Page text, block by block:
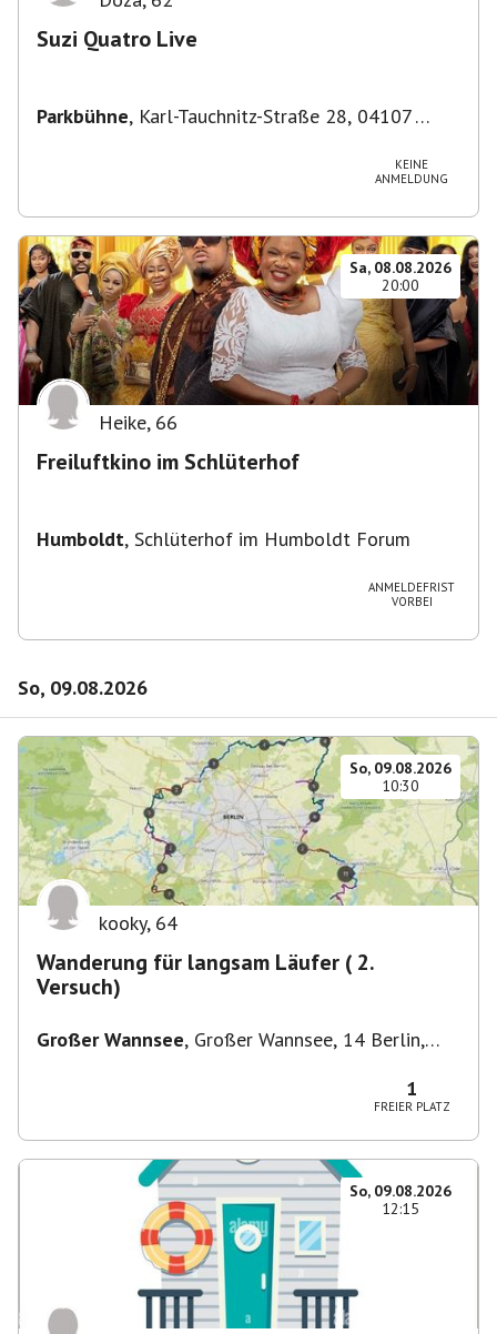
Suzi Quatro Live
Parkbühne, Karl-Tauchnitz-Straße 28, 04107
KEINE
ANMELDUNG
Sa, 08.08.2026
20:00
Heike, 66
Freiluftkino im Schlüterhof
Humboldt, Schlüterhof im Humboldt Forum
ANMELDEFRIST
VORBEI
So, 09.08.2026
So, 09.08.2026
10:30
kooky, 64
Wanderung für langsam Läufer ( 2.
Versuch)
Großer Wannsee, Großer Wannsee, 14 Berlin,
1
FREIER PLATZ
So, 09.08.2026
12:15